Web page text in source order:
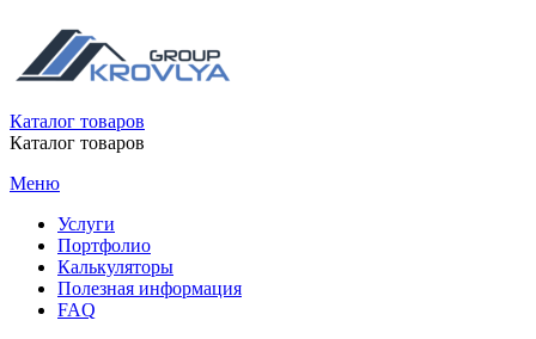
Каталог товаров
Каталог товаров
Меню
Услуги
Портфолио
Калькуляторы
Полезная информация
FAQ